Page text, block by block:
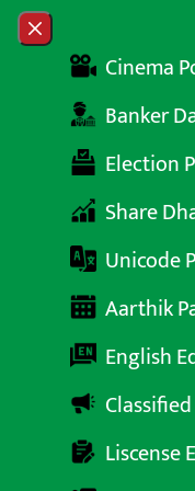
Skip to content
Close menu
Cinema
Banker
Election
Share
Unicode
Aarthik
English
Liscense
सबै समाचारबेथिति मुर्दाबाद
सेञ्चुरी